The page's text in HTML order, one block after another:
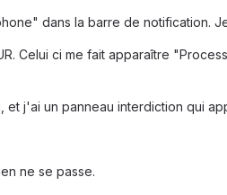
dans la barre de notification.
Celui ci me fait apparaître
j'ai un panneau interdiction qui
ne se passe.